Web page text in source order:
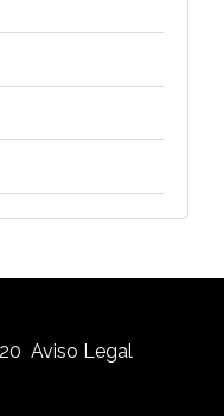
Aviso Legal